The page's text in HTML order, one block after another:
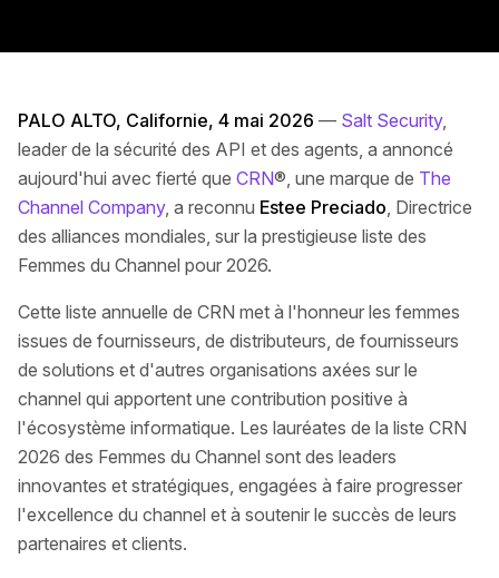
PALO ALTO, Californie, 4 mai 2026 — Salt Security,
leader de la sécurité des API et des agents, a annoncé
aujourd'hui avec fierté que CRN®, une marque de The
Channel Company, a reconnu Estee Preciado, Directrice
des alliances mondiales, sur la prestigieuse liste des
Femmes du Channel pour 2026.
Cette liste annuelle de CRN met à l'honneur les femmes
issues de fournisseurs, de distributeurs, de fournisseurs
de solutions et d'autres organisations axées sur le
channel qui apportent une contribution positive à
l'écosystème informatique. Les lauréates de la liste CRN
2026 des Femmes du Channel sont des leaders
innovantes et stratégiques, engagées à faire progresser
l'excellence du channel et à soutenir le succès de leurs
partenaires et clients.